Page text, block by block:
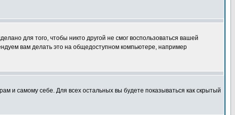
для того, чтобы никто другой не смог воспользоваться вашей
вам делать это на общедоступном компьютере, например
и самому себе. Для всех остальных вы будете показываться как скрытый